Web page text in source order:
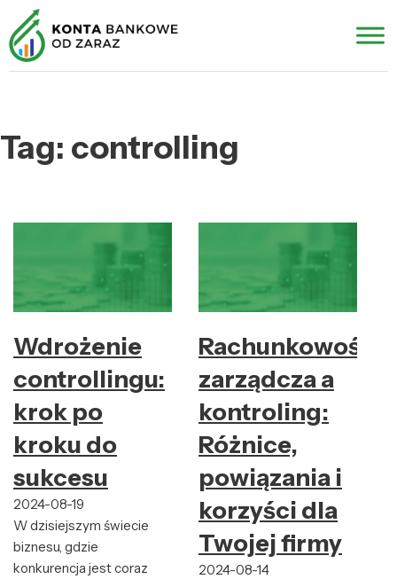
Tag: controlling
Wdrożenie
controllingu:
krok po
kroku do
sukcesu
2024-08-19
W dzisiejszym świecie
biznesu, gdzie
konkurencja jest coraz
Rachunkowość
zarządcza a
kontroling:
Różnice,
powiązania i
korzyści dla
Twojej firmy
2024-08-14